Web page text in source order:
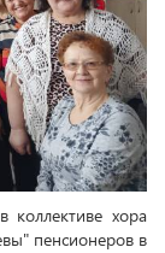
коллективе хора
пенсионеров в